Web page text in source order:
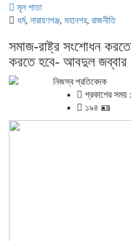
মূল পাতা
ধর্ম, নারায়ণগঞ্জ, মহানগর, রাজনীতি
সমাজ-রাষ্ট্র সংশোধন
করতে হবে- আবদুল জব্বার
নিজস্ব প্রতিবেদক
প্রকাশের সময় :
১৯৪ 🪪